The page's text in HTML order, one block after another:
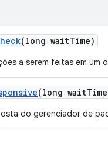
(long waitTime)
a serem feitas em um
(long wait
do gerenciador de